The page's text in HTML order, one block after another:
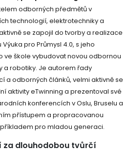
odborných předmětů v
technologií, elektrotechniky a
se zapojil do tvorby a realizace
pro Průmysl 4.0, s jeho
ve škole vybudovat novou odbornou
a robotiky. Je autorem řady
a odborných článků, velmi aktivně se
aktivity eTwinning a prezentoval své
konferencích v Oslu, Bruselu a
přístupem a propracovanou
pro mladou generaci.
za dlouhodobou tvůrčí